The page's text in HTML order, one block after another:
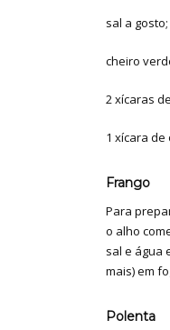
sal a gosto;
cheiro
2 xícaras
1 xícara de
Frango
Para
o alho
sal e água
mais) em
Polenta